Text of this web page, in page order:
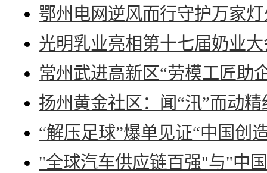
鄂州电网逆风而行守护万家
光明乳业亮相第十七届奶业
常州武进高新区“劳模工匠助
扬州黄金社区：闻“汛”而动精
“解压足球”爆单见证“中国创
"全球汽车供应链百强"与"中